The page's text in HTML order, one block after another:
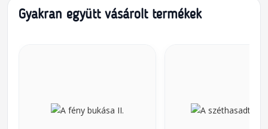
Gyakran együtt vásárolt termékek